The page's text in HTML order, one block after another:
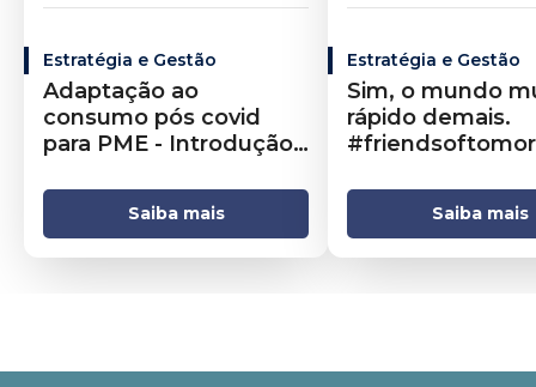
Estratégia e Gestão
Adaptação ao
consumo pós covid
para PME - Introdução
Saiba mais
Estratégia e Gestão
Sim, o mundo
rápido demais.
Saiba mais